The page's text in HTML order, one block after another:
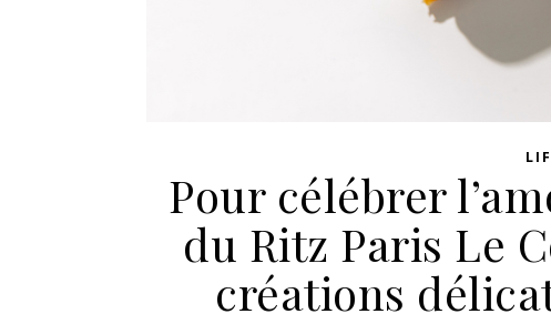
Pour célébrer
du Ritz Paris Le
créations